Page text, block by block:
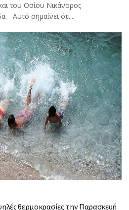
του Οσίου Νικάνορος
Αυτό σημαίνει ότι...
θερμοκρασίες την Παρασκευή